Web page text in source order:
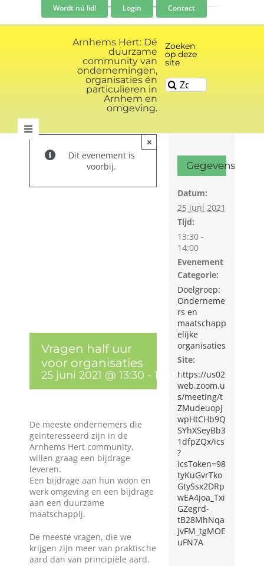
inhoud
Wordt nú lid! Login Contact
Arnhems Hert: Dé
duurzame
community van
ondernemingen,
organisaties én
particulieren in
Arnhem en
omgeving.
Zoeken
op deze
site
Zoeken
naar:
Toggle
Navigation
Community
Vacatures
Dit evenement is
voorbij.
×
Vragen half uur
voor organisaties
25 juni 2021 @ 13:30 - 14:00
De meeste ondernemers die
geïnteresseerd zijn in de
Arnhems Hert community,
willen graag een bijdrage
leveren.
Een bijdrage aan hun woon en
werk omgeving en een bijdrage
aan een duurzame
maatschappij.
De meeste vragen, die we
krijgen zijn meer van praktische
aard dan van principiële aard.
Gegevens
Datum:
25 juni 2021
Tijd:
13:30 -
14:00
Evenement
Categorie:
Doelgroep:
Onderneme
rs en
maatschapp
elijke
organisaties
Site:
https://us02
web.zoom.u
s/meeting/t
ZMudeuopj
wpHtCHb9Q
SYhXSeyBb3
1dfpZQx/ics
?
icsToken=98
tyKuGvrTko
GtySsx2DRp
wEA4joa_Txi
GZegrd-
tB28MhNqa
jvFM_tgMOE
uFN7A